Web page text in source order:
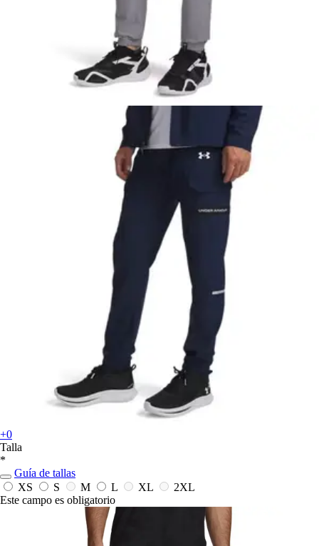
+0
Talla
*
Guía de tallas
XS
S M L XL
2XL
Este campo es obligatorio